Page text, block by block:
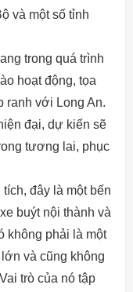
và một số tỉnh
trong quá trình
hoạt động, tọa
ranh với Long An.
đại, dự kiến sẽ
tương lai, phục
đây là một bến
buýt nội thành và
không phải là một
và cũng không
trò của nó tập